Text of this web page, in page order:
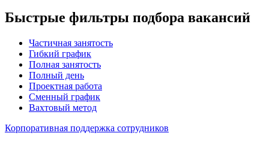
Быстрые фильтры подбора вакансий
Частичная занятость
Гибкий график
Полная занятость
Полный день
Проектная работа
Сменный график
Вахтовый метод
Корпоративная поддержка сотрудников